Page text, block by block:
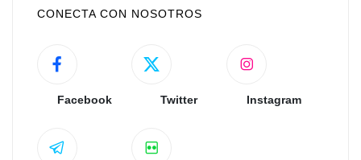
CONECTA CON NOSOTROS
Facebook Twitter Instagram